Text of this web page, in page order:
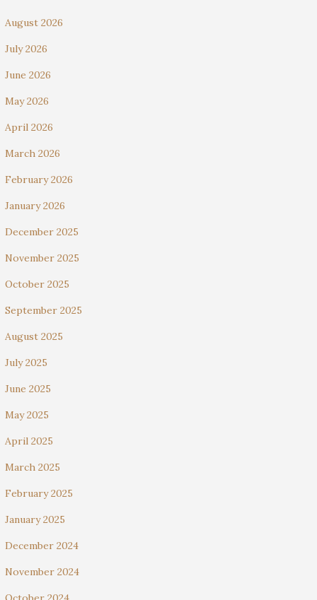
August 2026
July 2026
June 2026
May 2026
April 2026
March 2026
February 2026
January 2026
December 2025
November 2025
October 2025
September 2025
August 2025
July 2025
June 2025
May 2025
April 2025
March 2025
February 2025
January 2025
December 2024
November 2024